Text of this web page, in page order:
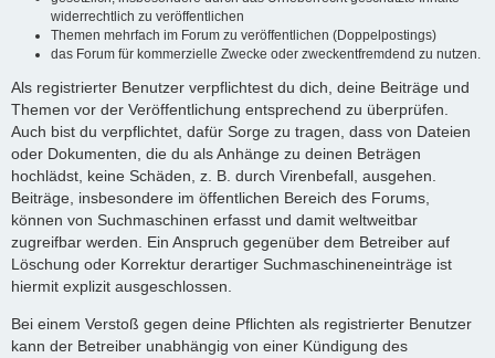
widerrechtlich zu veröffentlichen
Themen mehrfach im Forum zu veröffentlichen (Doppelpostings)
das Forum für kommerzielle Zwecke oder zweckentfremdend zu nutzen.
Als registrierter Benutzer verpflichtest du dich, deine Beiträge und
Themen vor der Veröffentlichung entsprechend zu überprüfen.
Auch bist du verpflichtet, dafür Sorge zu tragen, dass von Dateien
oder Dokumenten, die du als Anhänge zu deinen Beträgen
hochlädst, keine Schäden, z. B. durch Virenbefall, ausgehen.
Beiträge, insbesondere im öffentlichen Bereich des Forums,
können von Suchmaschinen erfasst und damit weltweitbar
zugreifbar werden. Ein Anspruch gegenüber dem Betreiber auf
Löschung oder Korrektur derartiger Suchmaschineneinträge ist
hiermit explizit ausgeschlossen.
Bei einem Verstoß gegen deine Pflichten als registrierter Benutzer
kann der Betreiber unabhängig von einer Kündigung des